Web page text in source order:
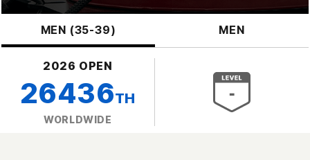
MEN (35-39) MEN
2026 OPEN
26436TH
WORLDWIDE